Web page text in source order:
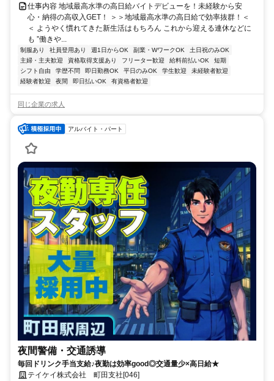
仕事内容 地域最高水準の高日給バイトデビューを！未経験から安
心・納得の高収入GET！ ＞＞地域最高水準の高日給で効率抜群！＜
＜ ようやく慣れてきた新生活はもちろん これから迎える連休などに
も ”働きや...
制服あり 社員登用あり 週1日からOK 副業・WワークOK
土日祝のみOK
主婦・主夫歓迎
資格取得支援あり フリーター歓迎 給料前払いOK
短期
シフト自由
学歴不問 即日勤務OK 平日のみOK 学生歓迎
未経験者歓迎
経験者歓迎
夜間 即日払いOK 有資格者歓迎
同じ企業の求人
アルバイト・パート
夜間警備・交通誘導
毎回ドリンク手当支給♪夜勤は効率good◎交通量少×高日給★
テイケイ株式会社 町田支社[046]